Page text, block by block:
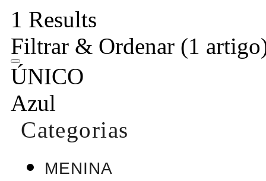
1 Results
Filtrar & Ordenar (1
ÚNICO
Azul
Categorias
MENINA